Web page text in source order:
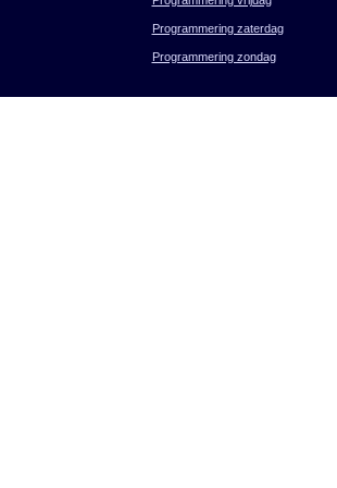
Programmering zaterdag
Programmering zondag